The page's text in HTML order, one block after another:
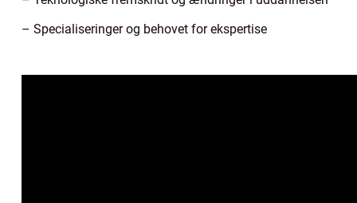
– Specialiseringer og behovet for ekspertise